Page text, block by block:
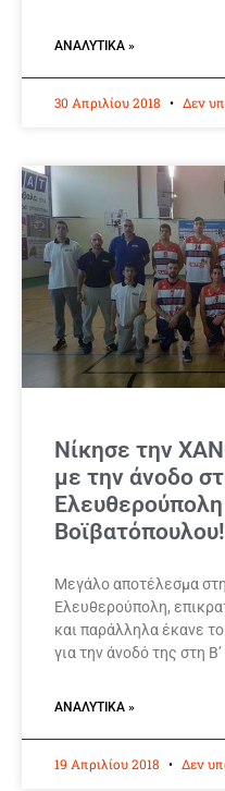
ΑΝΑΛΥΤΙΚΆ »
30 Απριλίου 2018 Δεν
Νίκησε την
με την άνοδο
Βοϊβατόπουλου!
Μεγάλο αποτέλεσμα
Ελευθερούπολη,
και παράλληλα έκανε
για την άνοδό της στη Β’
ΑΝΑΛΥΤΙΚΆ »
19 Απριλίου 2018 Δεν